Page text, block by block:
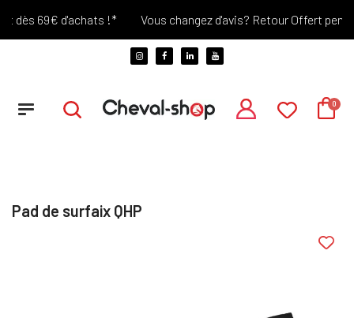
69€ d'achats !* Vous changez d'avis? Retour Offert
Pad de surfaix QHP